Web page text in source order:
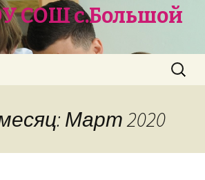
СОШ с.Большой
Найти:
Март 2020